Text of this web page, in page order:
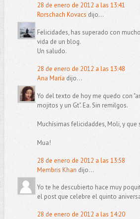
28 de enero de 2012 a las 13:41
Rorschach Kovacs dijo...
Felicidades, has superado con
vida de un blog.
Un saludo.
28 de enero de 2012 a las 13:48
Ana María dijo...
Yo del texto de hoy me quedo con
mojitos y un Gt". Ea. Sin remilgos.
Muchísimas felicidaddes, Moli, y que
Mua!
28 de enero de 2012 a las 13:58
Membris Khan dijo...
Yo te he descubierto hace muy
el post que celebre el quinto
28 de enero de 2012 a las 14:20